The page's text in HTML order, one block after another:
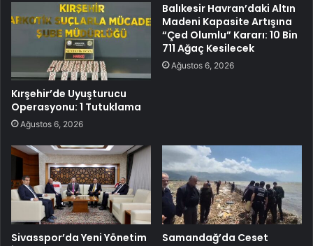
Kırşehir’de Uyuşturucu
Operasyonu: 1 Tutuklama
Ağustos 6, 2026
Balıkesir Havran’daki Altın
Madeni Kapasite Artışına
“Çed Olumlu” Kararı: 10 Bin
711 Ağaç Kesilecek
Ağustos 6, 2026
Sivasspor’da Yeni Yönetim
Samandağ’da Ceset